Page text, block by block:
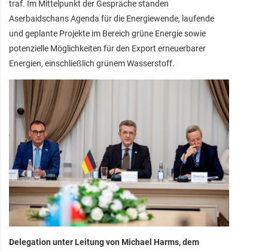
traf. Im Mittelpunkt der Gespräche standen
Aserbaidschans Agenda für die Energiewende, laufende
und geplante Projekte im Bereich grüne Energie sowie
potenzielle Möglichkeiten für den Export erneuerbarer
Energien, einschließlich grünem Wasserstoff.
Delegation unter Leitung von Michael Harms, dem